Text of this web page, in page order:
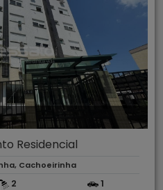
Residencial
Cachoeirinha
2 1